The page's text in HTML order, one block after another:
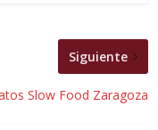
Siguiente
Slow Food Zaragoza